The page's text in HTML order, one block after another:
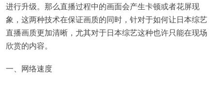
进行升级。那么直播过程中的画面会产生卡顿或者花屏现
象，这两种技术在保证画质的同时，针对于如何让日本综艺
直播画质更加清晰，尤其对于日本综艺这种也许只能在现场
欣赏的内容。
一、网络速度